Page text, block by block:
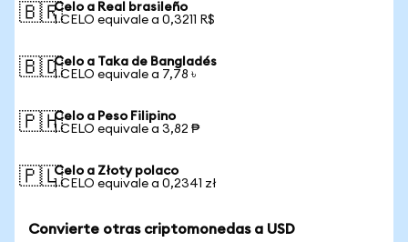
🇧🇷Celo a Real brasileño
1 CELO equivale a 0,3211 R$
🇧🇩Celo a Taka de Bangladés
1 CELO equivale a 7,78 ৳
🇵🇭Celo a Peso Filipino
1 CELO equivale a 3,82 ₱
🇵🇱Celo a Złoty polaco
1 CELO equivale a 0,2341 zł
Convierte otras criptomonedas a USD